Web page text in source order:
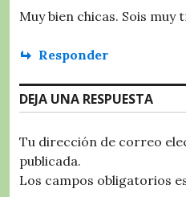
Muy bien chicas. Sois muy
Responder
DEJA UNA RESPUESTA
Tu dirección de correo
publicada.
Los campos obligatorios